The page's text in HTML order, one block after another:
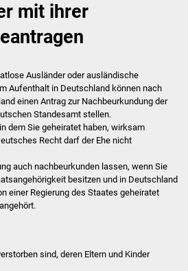
Ortsrecht
FNP / Bebauungspläne
Stadtinfo
Partnerstädte
mit ihrer
Ausländer oder ausländische
Aufenthalt in Deutschland können nach
einen Antrag zur Nachbeurkundung der
Standesamt stellen.
dem Sie geheiratet haben, wirksam
Recht darf der Ehe nicht
auch nachbeurkunden lassen, wenn Sie
besitzen und in Deutschland
einer Regierung des Staates geheiratet
sind, deren Eltern und Kinder